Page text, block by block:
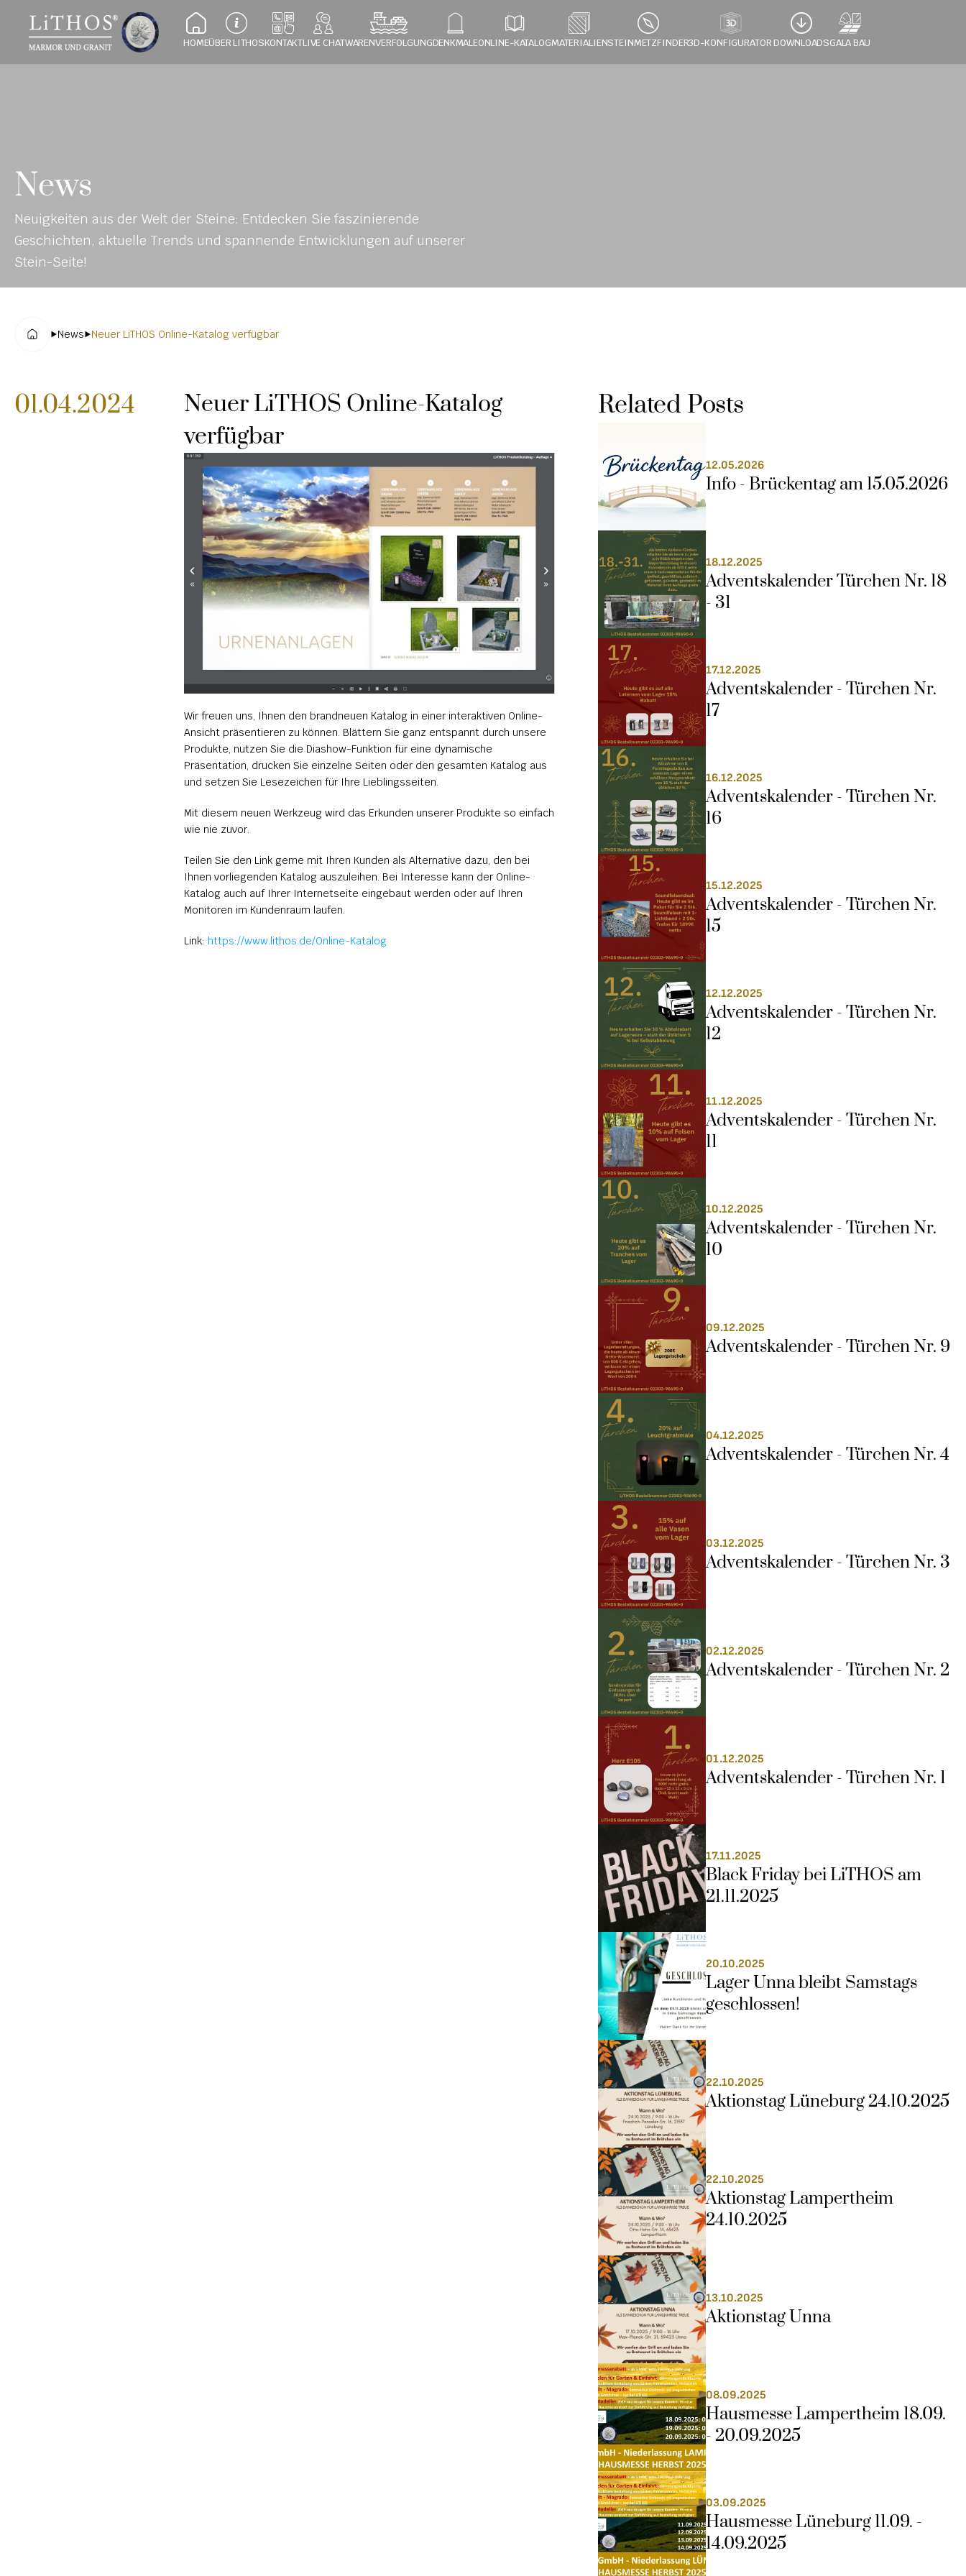
HOMEÜBER LITHOSKONTAKTLIVE CHATWARENVERFOLGUNGDENKMALEONLINE-KATALOGMATERIALIENSTEINMETZFINDER3D-KONFIGURATOR DOWNLOADSGALA BAU
News
Neuigkeiten aus der Welt der Steine: Entdecken Sie faszinierende
Geschichten, aktuelle Trends und spannende Entwicklungen auf unserer
Stein-Seite!
News Neuer LiTHOS Online-Katalog verfügbar
01.04.2024
Neuer LiTHOS Online-Katalog
verfügbar
Wir freuen uns, Ihnen den brandneuen Katalog in einer interaktiven Online-
Ansicht präsentieren zu können. Blättern Sie ganz entspannt durch unsere
Produkte, nutzen Sie die Diashow-Funktion für eine dynamische
Präsentation, drucken Sie einzelne Seiten oder den gesamten Katalog aus
und setzen Sie Lesezeichen für Ihre Lieblingsseiten.
Mit diesem neuen Werkzeug wird das Erkunden unserer Produkte so einfach
wie nie zuvor.
Teilen Sie den Link gerne mit Ihren Kunden als Alternative dazu, den bei
Ihnen vorliegenden Katalog auszuleihen. Bei Interesse kann der Online-
Katalog auch auf Ihrer Internetseite eingebaut werden oder auf Ihren
Monitoren im Kundenraum laufen.
Link: https://www.lithos.de/Online-Katalog
Related Posts
12.05.2026
Info - Brückentag am 15.05.2026
18.12.2025
Adventskalender Türchen Nr. 18
- 31
17.12.2025
Adventskalender - Türchen Nr.
17
16.12.2025
Adventskalender - Türchen Nr.
16
15.12.2025
Adventskalender - Türchen Nr.
15
12.12.2025
Adventskalender - Türchen Nr.
12
11.12.2025
Adventskalender - Türchen Nr.
11
10.12.2025
Adventskalender - Türchen Nr.
10
09.12.2025
Adventskalender - Türchen Nr. 9
04.12.2025
Adventskalender - Türchen Nr. 4
03.12.2025
Adventskalender - Türchen Nr. 3
02.12.2025
Adventskalender - Türchen Nr. 2
01.12.2025
Adventskalender - Türchen Nr. 1
17.11.2025
Black Friday bei LiTHOS am
21.11.2025
20.10.2025
Lager Unna bleibt Samstags
geschlossen!
22.10.2025
Aktionstag Lüneburg 24.10.2025
22.10.2025
Aktionstag Lampertheim
24.10.2025
13.10.2025
Aktionstag Unna
08.09.2025
Hausmesse Lampertheim 18.09.
- 20.09.2025
03.09.2025
Hausmesse Lüneburg 11.09. -
14.09.2025